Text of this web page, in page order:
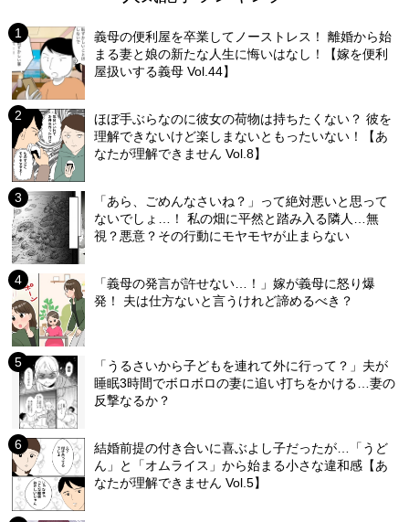
義母の便利屋を卒業してノーストレス！ 離婚から始
まる妻と娘の新たな人生に悔いはなし！【嫁を便利
屋扱いする義母 Vol.44】
ほぼ手ぶらなのに彼女の荷物は持ちたくない？ 彼を
理解できないけど楽しまないともったいない！【あ
なたが理解できません Vol.8】
「あら、ごめんなさいね？」って絶対悪いと思って
ないでしょ…！ 私の畑に平然と踏み入る隣人…無
視？悪意？その行動にモヤモヤが止まらない
「義母の発言が許せない…！」嫁が義母に怒り爆
発！ 夫は仕方ないと言うけれど諦めるべき？
「うるさいから子どもを連れて外に行って？」夫が
睡眠3時間でボロボロの妻に追い打ちをかける…妻の
反撃なるか？
結婚前提の付き合いに喜ぶよし子だったが…「うど
ん」と「オムライス」から始まる小さな違和感【あ
なたが理解できません Vol.5】